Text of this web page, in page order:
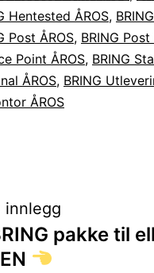
Hentested ÅROS,
Post ÅROS, BRING
Point ÅROS, BRING
ÅROS, BRING
ÅROS
innlegg
pakke til